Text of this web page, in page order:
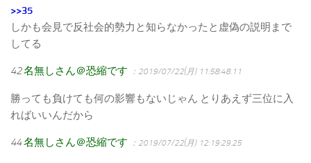
>>35
しかも会見で反社会的勢力と知らなかったと虚偽の説明まで
してる
42名無しさん＠恐縮です ：2019/07/22(月) 11:58:48.11
勝っても負けても何の影響もないじゃん とりあえず三位に入
ればいいんだから
44名無しさん＠恐縮です ：2019/07/22(月) 12:19:29.25